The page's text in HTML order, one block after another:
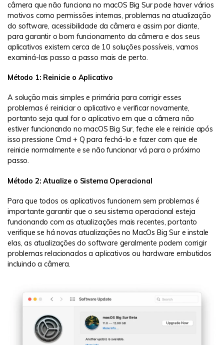
câmera que não funciona no macOS Big Sur pode haver vários
motivos como permissões internas, problemas na atualização
do software, acessibilidade da câmera e assim por diante,
para garantir o bom funcionamento da câmera e dos seus
aplicativos existem cerca de 10 soluções possíveis, vamos
examiná-las passo a passo mais de perto.
Método 1: Reinicie o Aplicativo
A solução mais simples e primária para corrigir esses
problemas é reiniciar o aplicativo e verificar novamente,
portanto seja qual for o aplicativo em que a câmera não
estiver funcionando no macOS Big Sur, feche ele e reinicie após
isso pressione Cmd + Q para fechá-lo e fazer com que ele
reinicie normalmente e se não funcionar vá para o próximo
passo.
Método 2: Atualize o Sistema Operacional
Para que todos os aplicativos funcionem sem problemas é
importante garantir que o seu sistema operacional esteja
funcionando com as atualizações mais recentes, portanto
verifique se há novas atualizações no MacOs Big Sur e instale
elas, as atualizações do software geralmente podem corrigir
problemas relacionados a aplicativos ou hardware embutidos
incluindo a câmera.